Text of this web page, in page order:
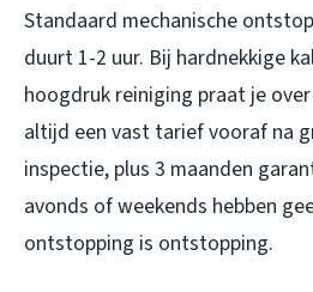
Standaard mechanische
duurt 1-2 uur. Bij hardnekkige
hoogdruk reiniging praat je
altijd een vast tarief vooraf na
inspectie, plus 3 maanden
avonds of weekends hebben
ontstopping is ontstopping.